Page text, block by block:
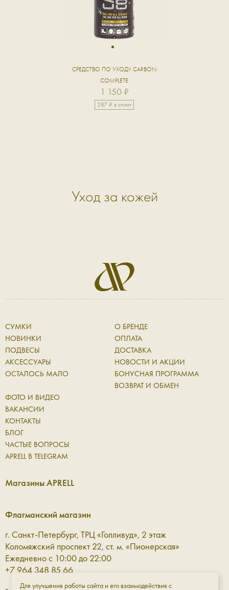
1
СРЕДСТВО ПО УХОДУ CARBON
COMPLETE
1 150 ₽
287 ₽ в сплит
Уход за кожей
СУМКИ
НОВИНКИ
ПОДВЕСЫ
АКСЕССУАРЫ
ОСТАЛОСЬ МАЛО
О БРЕНДЕ
ОПЛАТА
ДОСТАВКА
НОВОСТИ И АКЦИИ
БОНУСНАЯ ПРОГРАММА
ВОЗВРАТ И ОБМЕН
ФОТО И ВИДЕО
ВАКАНСИИ
КОНТАКТЫ
БЛОГ
ЧАСТЫЕ ВОПРОСЫ
APRELL В TELEGRAM
Магазины APRELL
Флагманский магазин
г. Санкт-Петербург, ТРЦ «Голливуд», 2 этаж
Коломяжский проспект 22, ст. м. «Пионерская»
Ежедневно с 10:00 до 22:00
+7 964 348 85 66
Для улучшения работы сайта и его взаимодействия с